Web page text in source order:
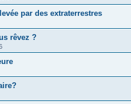
par des extraterrestres
rêvez ?